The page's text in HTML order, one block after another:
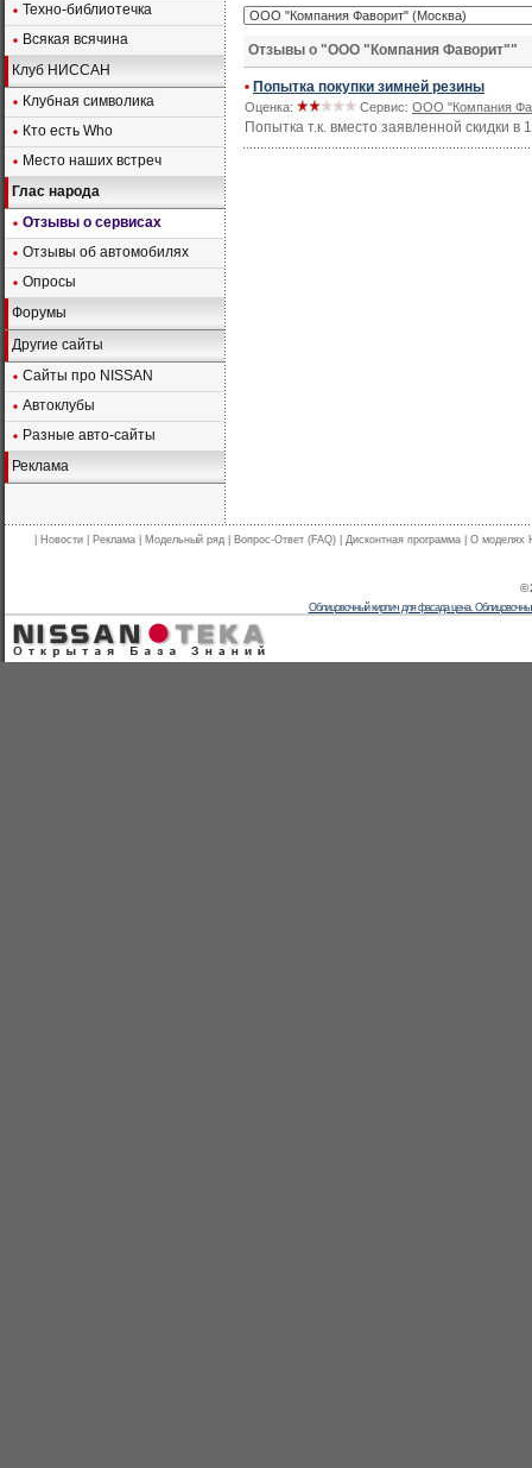
Техно-библиотечка
Всякая всячина
Клуб НИССАН
Клубная символика
Кто есть Who
Место наших встреч
Глас народа
Отзывы о сервисах
Отзывы об автомобилях
Опросы
Форумы
Другие сайты
Сайты про NISSAN
Автоклубы
Разные авто-сайты
Реклама
Отзывы о "ООО "Компания Фаворит""
Попытка покупки зимней резины
Оценка: Сервис: ООО "Компания
Попытка т.к. вместо заявленной скидки
Новости Реклама Модельный ряд Вопрос-Ответ (FAQ) Дисконтная программа О моделях
©
Облицовочный кирпич для фасада цена.